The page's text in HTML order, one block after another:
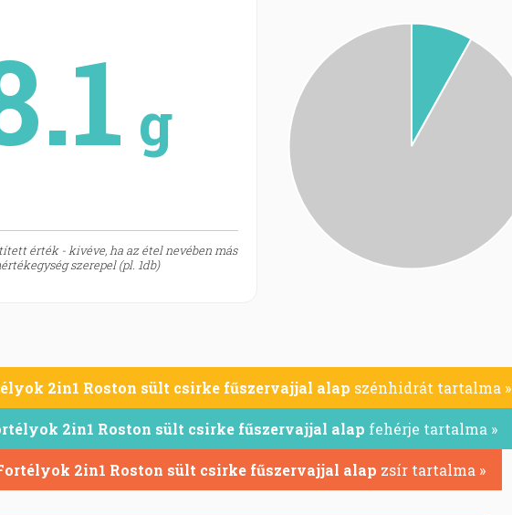
g
érték - kivéve, ha az étel nevében más
szerepel (pl. 1db)
2in1 Roston sült csirke fűszervajjal alap szénhidrát tartalma »
2in1 Roston sült csirke fűszervajjal alap fehérje tartalma »
2in1 Roston sült csirke fűszervajjal alap zsír tartalma »